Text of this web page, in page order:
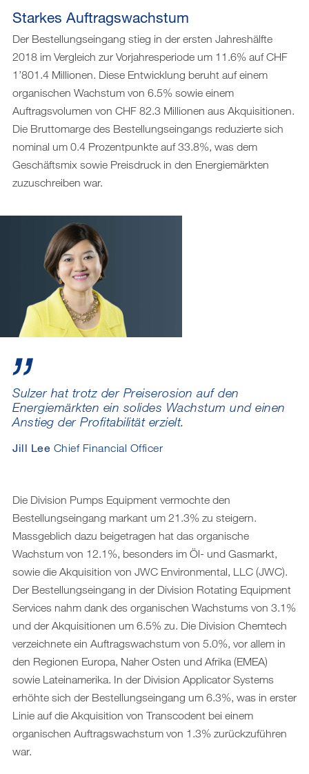
Starkes Auftragswachstum
Der Bestellungseingang stieg in der ersten Jahreshälfte
2018 im Vergleich zur Vorjahresperiode um 11.6% auf CHF
1’801.4 Millionen. Diese Entwicklung beruht auf einem
organischen Wachstum von 6.5% sowie einem
Auftragsvolumen von CHF 82.3 Millionen aus Akquisitionen.
Die Bruttomarge des Bestellungseingangs reduzierte sich
nominal um 0.4 Prozentpunkte auf 33.8%, was dem
Geschäftsmix sowie Preisdruck in den Energiemärkten
zuzuschreiben war.
Sulzer hat trotz der Preiserosion auf den
Energiemärkten ein solides Wachstum und einen
Anstieg der Profitabilität erzielt.
Jill Lee Chief Financial Officer
Die Division Pumps Equipment vermochte den
Bestellungseingang markant um 21.3% zu steigern.
Massgeblich dazu beigetragen hat das organische
Wachstum von 12.1%, besonders im Öl- und Gasmarkt,
sowie die Akquisition von JWC Environmental, LLC (JWC).
Der Bestellungseingang in der Division Rotating Equipment
Services nahm dank des organischen Wachstums von 3.1%
und der Akquisitionen um 6.5% zu. Die Division Chemtech
verzeichnete ein Auftragswachstum von 5.0%, vor allem in
den Regionen Europa, Naher Osten und Afrika (EMEA)
sowie Lateinamerika. In der Division Applicator Systems
erhöhte sich der Bestellungseingang um 6.3%, was in erster
Linie auf die Akquisition von Transcodent bei einem
organischen Auftragswachstum von 1.3% zurückzuführen
war.